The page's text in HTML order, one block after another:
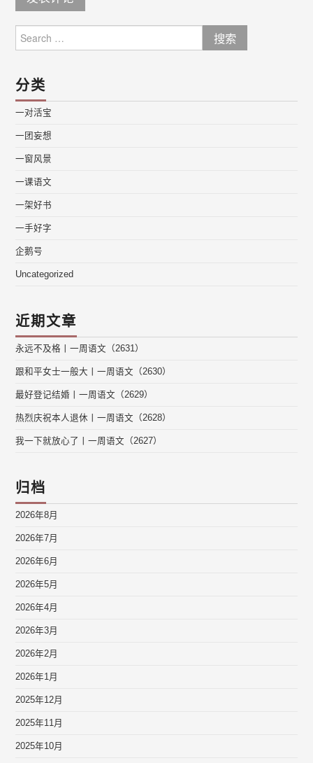
for:
分类
一对活宝
一团妄想
一窗风景
一课语文
一架好书
一手好字
企鹅号
Uncategorized
近期文章
永远不及格丨一周语文（2631）
跟和平女士一般大丨一周语文（2630）
最好登记结婚丨一周语文（2629）
热烈庆祝本人退休丨一周语文（2628）
我一下就放心了丨一周语文（2627）
归档
2026年8月
2026年7月
2026年6月
2026年5月
2026年4月
2026年3月
2026年2月
2026年1月
2025年12月
2025年11月
2025年10月